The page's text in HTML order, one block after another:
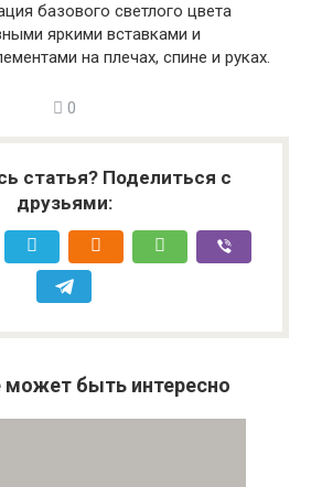
базового светлого цвета
яркими вставками и
на плечах, спине и руках.
0
статья? Поделиться с
друзьями:
быть интересно